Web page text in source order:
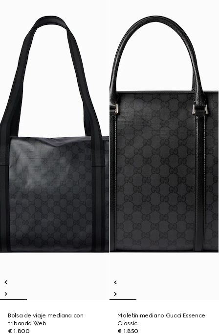
Bolsa de viaje mediana con
tribanda Web
€ 1.800
Maletín mediano Gucci Essence
Classic
€ 1.850